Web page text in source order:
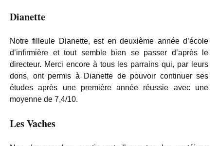
Dianette
Notre filleule Dianette, est en deuxième année d’école
d’infirmière et tout semble bien se passer d’après le
directeur. Merci encore à tous les parrains qui, par leurs
dons, ont permis à Dianette de pouvoir continuer ses
études après une première année réussie avec une
moyenne de 7,4/10.
Les Vaches